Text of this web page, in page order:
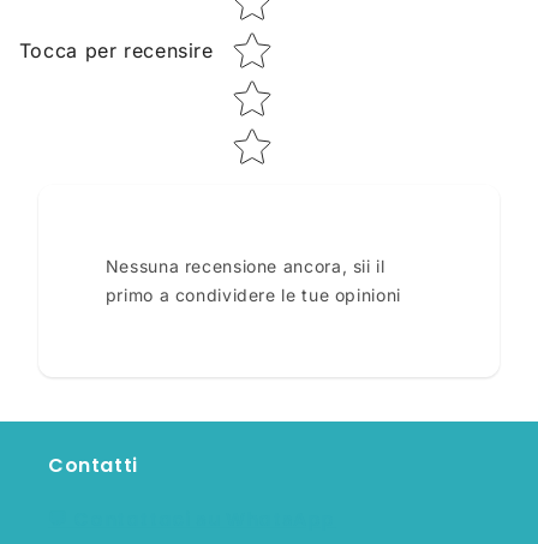
Tocca per recensire
Nessuna recensione ancora, sii il
primo a condividere le tue opinioni
Contatti